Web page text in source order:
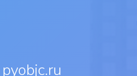
pyobjc.ru